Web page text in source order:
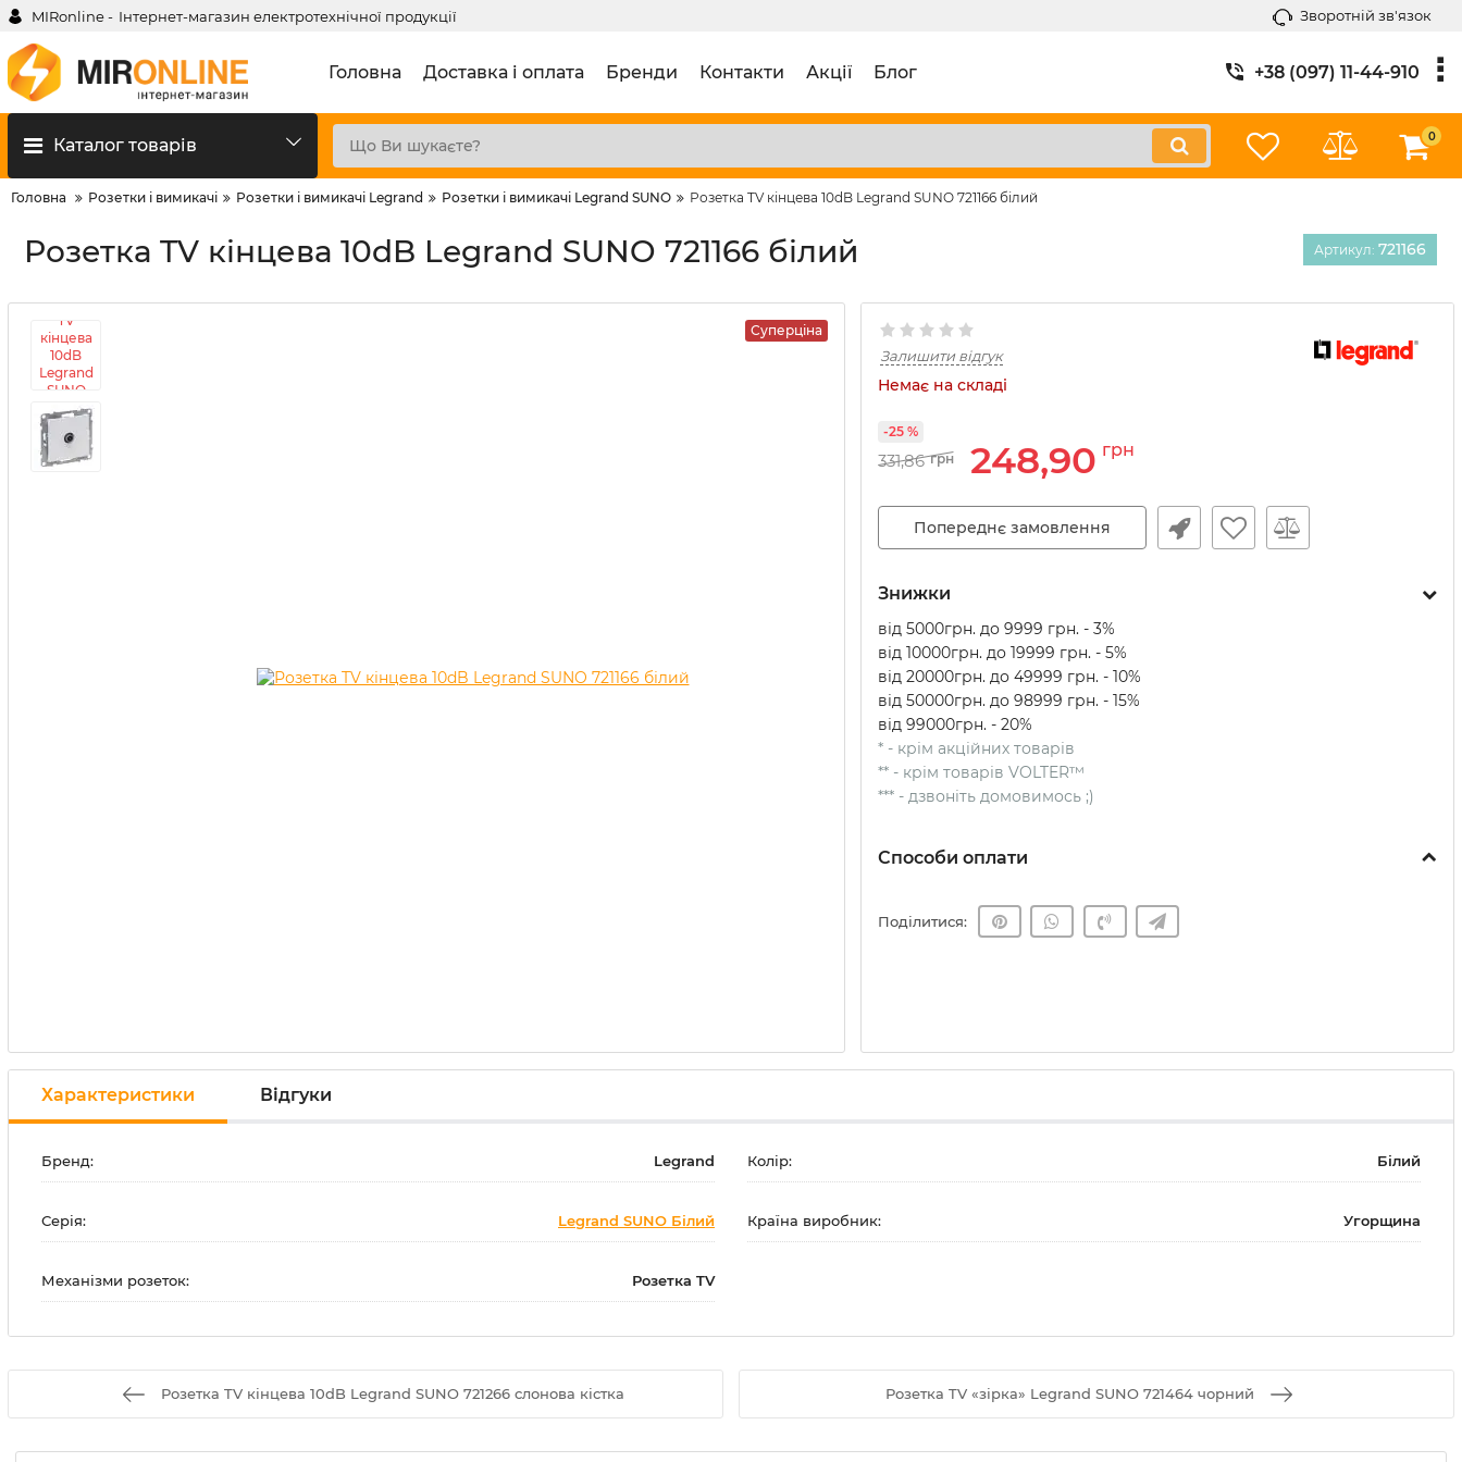
MIRonline - Інтернет-магазин електротехнічної продукції Зворотній зв'язок
Головна Доставка і оплата Бренди Контакти Акції Блог +38 (097) 11-44-910
Каталог товарів 0
Головна Розетки і вимикачі Розетки і вимикачі Legrand Розетки і вимикачі Legrand SUNO Розетка TV кінцева 10dB Legrand SUNO 721166 білий
Розетка TV кінцева 10dB Legrand SUNO 721166 білий Артикул: 721166
Суперціна
Залишити відгук
Немає на складі
331,86 грн 248,90 грн
-25 %
Попереднє замовлення
Знижки
від 5000грн. до 9999 грн. - 3%
від 10000грн. до 19999 грн. - 5%
від 20000грн. до 49999 грн. - 10%
від 50000грн. до 98999 грн. - 15%
від 99000грн. - 20%
* - крім акційних товарів
** - крім товарів VOLTER™
*** - дзвоніть домовимось ;)
Способи оплати
Поділитися:
Характеристики Відгуки
Бренд: Legrand Колір: Білий
Серія: Legrand SUNO Білий Країна виробник: Угорщина
Механізми розеток: Розетка TV
Розетка TV кінцева 10dB Legrand SUNO 721266 слонова кістка Розетка TV «зірка» Legrand SUNO 721464 чорний